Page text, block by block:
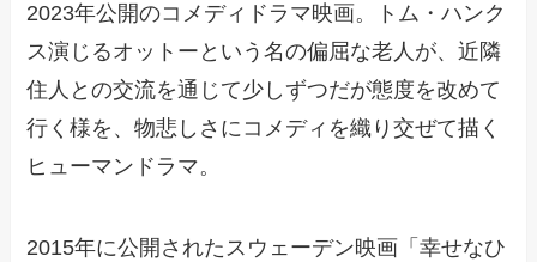
2023年公開のコメディドラマ映画。トム・ハンク
ス演じるオットーという名の偏屈な老人が、近隣
住人との交流を通じて少しずつだが態度を改めて
行く様を、物悲しさにコメディを織り交ぜて描く
ヒューマンドラマ。
2015年に公開されたスウェーデン映画「幸せなひ